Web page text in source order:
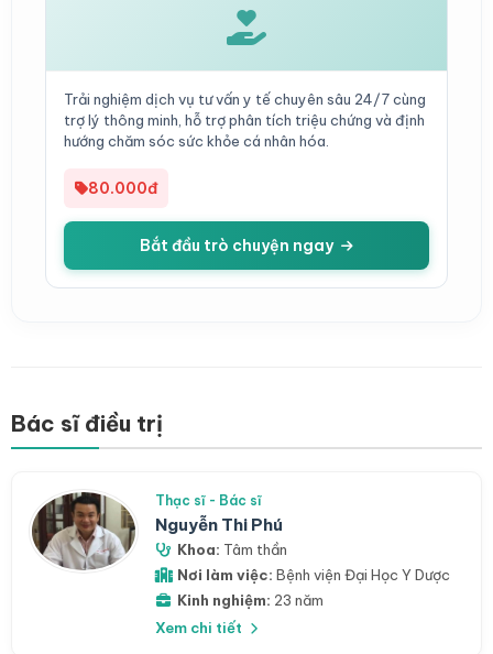
Trải nghiệm dịch vụ tư vấn y tế chuyên sâu 24/7 cùng
trợ lý thông minh, hỗ trợ phân tích triệu chứng và định
hướng chăm sóc sức khỏe cá nhân hóa.
80.000đ
Bắt đầu trò chuyện ngay
Bác sĩ điều trị
Thạc sĩ - Bác sĩ
Nguyễn Thi Phú
Khoa: Tâm thần
Nơi làm việc: Bệnh viện Đại Học Y Dược
Kinh nghiệm: 23 năm
Xem chi tiết